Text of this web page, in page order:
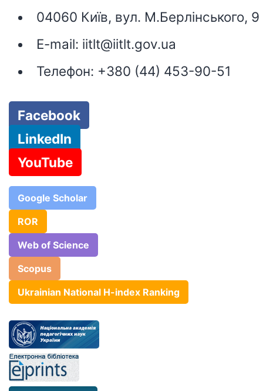
04060 Київ, вул. М.Берлінського, 9
E-mail: iitlt@iitlt.gov.ua
Телефон: +380 (44) 453-90-51
Facebook
LinkedIn
YouTube
Google Scholar
ROR
Web of Science
Scopus
Ukrainian National H-index Ranking